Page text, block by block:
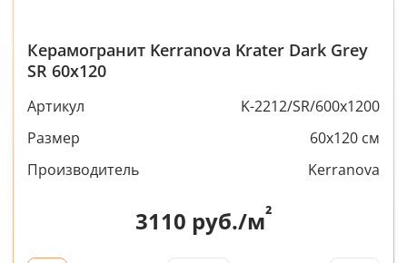
Керамогранит Kerranova Krater Dark Grey
SR 60x120
Артикул
K-2212/SR/600x1200
Размер
60x120 см
Производитель
Kerranova
3110 руб./м²